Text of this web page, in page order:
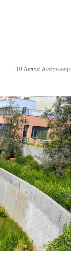
10 Λεπτά Ανάγνωσης